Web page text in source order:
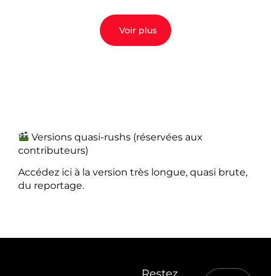
Voir plus
Versions quasi-rushs (réservées aux
contributeurs)
Accédez ici à la version très longue, quasi brute,
du reportage.